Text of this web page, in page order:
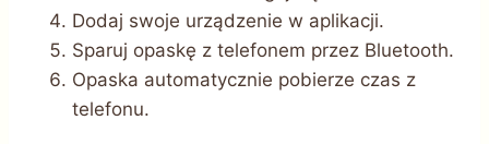
Dodaj swoje urządzenie w aplikacji.
Sparuj opaskę z telefonem przez Bluetooth.
Opaska automatycznie pobierze czas z
telefonu.